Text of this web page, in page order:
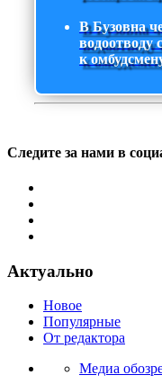
В Бузовна
водоотводу
к
Следите за нами в
Актуально
Новое
Популярные
От редактора
Медиа